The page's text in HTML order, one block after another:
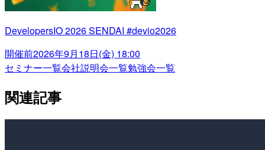
DevelopersIO 2026 SENDAI #devio2026
開催前2026年9月18日(金) 18:00
セミナー一覧会社説明会一覧勉強会一覧
関連記事